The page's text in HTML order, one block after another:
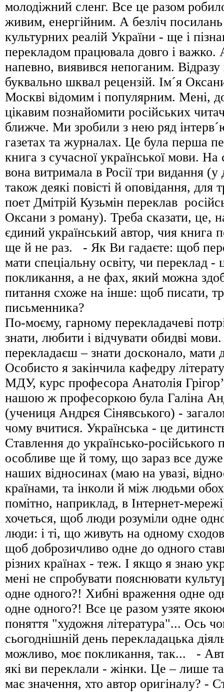
молодіжний сленг. Все це разом
живим, енергійним. А безліч посилань
культурних реалій України - ще і
перекладом працювала довго і важко.
напевно, виявився непоганим. Відразу
буквально шквал рецензій. Ім´я
Москві відомим і популярним. Мені,
цікавим познайомити російських
ближче. Ми зробили з нею ряд
газетах та журналах. Це була перша
книга з сучасної української мови. На
вона витримала в Росії три видання
також деякі повісті й оповідання, для
поет Дмiтрiй Кузьмiн переклав
Оксани з роману). Треба сказати, це,
єдиний український автор, чия книга
ще й не раз. - Як Ви гадаєте: щоб
мати спеціальну освіту, чи переклад -
покликання, а не фах, який можна
питання схоже на інше: щоб писати,
письменника?
По-моєму, гарному перекладачеві
знати, любити і відчувати обидві
перекладаєш – знати досконало, мати
Особисто я закінчила кафедру
МДУ, курс професора Анатолія
нашою ж професоркою була Галіна
(учениця Андрєя Сінявського) -
чому вчитися. Українська - це
Ставлення до українсько-російського
особливе ще й тому, що зараз все
наших відносинах (маю на увазі,
країнами, та iнколи й між людьми
помiтно, наприклад, в Інтернет-
хочеться, щоб люди розуміли одне
люди: і ті, що живуть на одному
щоб доброзичливо одне до одного
різних країнах - теж. І якщо я знаю
мені не спробувати пояснювати
одне одного?! Хибні враження одне
одне одного?! Все це разом узяте
поняття "художня література"... Ось
сьогоднішній день перекладацька
можливо, моє покликання, так... -
які ви переклали - жінки. Це – лише
має значення, хто автор оригіналу? -